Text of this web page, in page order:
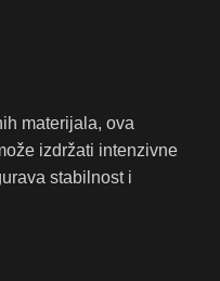
materijala, ova
izdržati intenzivne
stabilnost i